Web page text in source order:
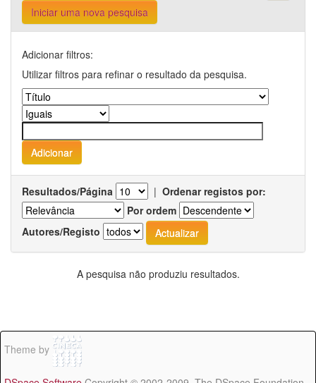
Iniciar uma nova pesquisa
Adicionar filtros:
Utilizar filtros para refinar o resultado da pesquisa.
Resultados/Página | Ordenar registos por:
Por ordem
Autores/Registo
A pesquisa não produziu resultados.
Theme by